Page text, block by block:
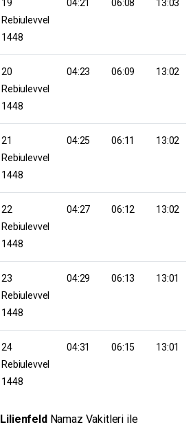
19
Rebiulevvel
1448
04:21 06:08 13:03
20
Rebiulevvel
1448
04:23 06:09 13:02
21
Rebiulevvel
1448
04:25 06:11 13:02
22
Rebiulevvel
1448
04:27 06:12 13:02
23
Rebiulevvel
1448
04:29 06:13 13:01
24
Rebiulevvel
1448
04:31 06:15 13:01
LilienfeldNamaz Vakitleri ile